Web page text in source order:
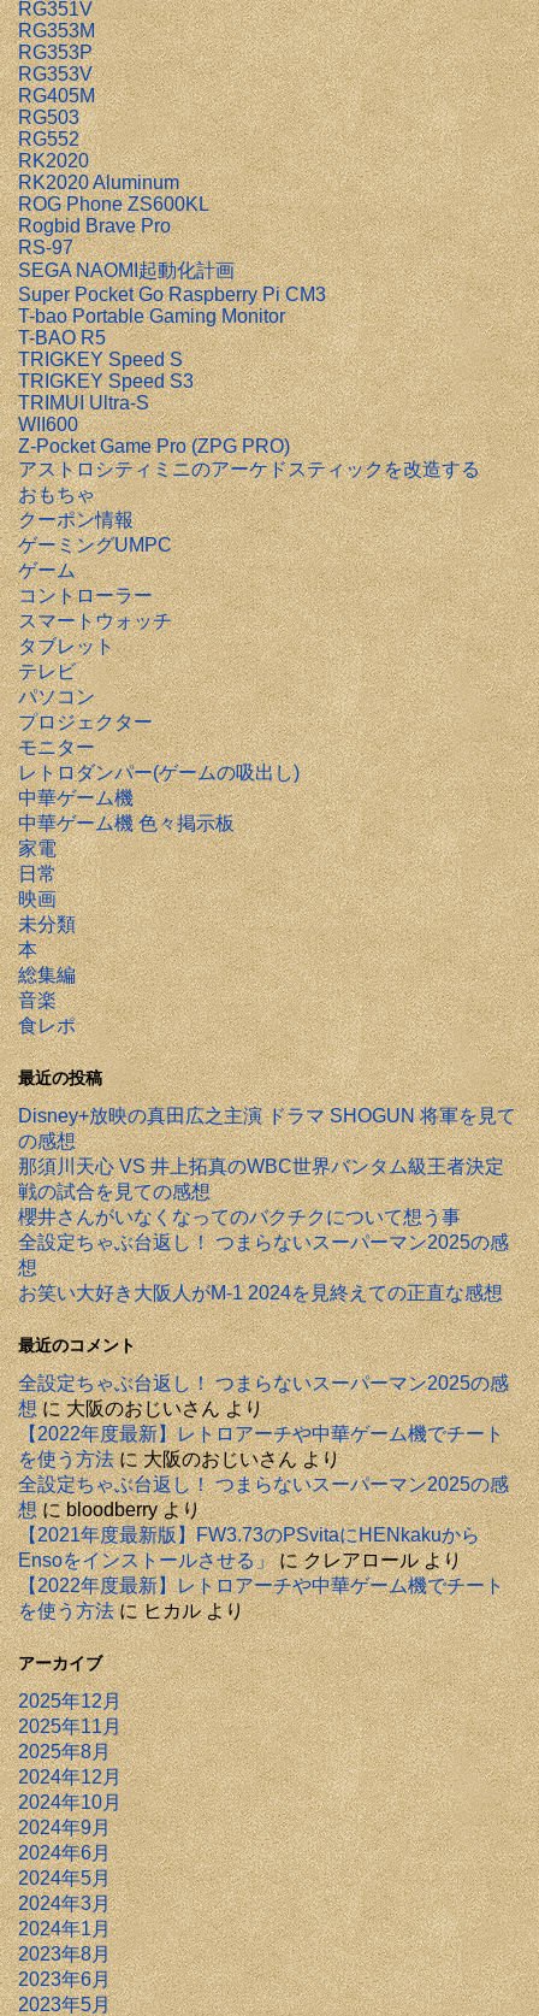
RG351V
RG353M
RG353P
RG353V
RG405M
RG503
RG552
RK2020
RK2020 Aluminum
ROG Phone ZS600KL
Rogbid Brave Pro
RS-97
SEGA NAOMI起動化計画
Super Pocket Go Raspberry Pi CM3
T-bao Portable Gaming Monitor
T-BAO R5
TRIGKEY Speed S
TRIGKEY Speed S3
TRIMUI Ultra-S
WII600
Z-Pocket Game Pro (ZPG PRO)
アストロシティミニのアーケドスティックを改造する
おもちゃ
クーポン情報
ゲーミングUMPC
ゲーム
コントローラー
スマートウォッチ
タブレット
テレビ
パソコン
プロジェクター
モニター
レトロダンパー(ゲームの吸出し)
中華ゲーム機
中華ゲーム機 色々掲示板
家電
日常
映画
未分類
本
総集編
音楽
食レポ
最近の投稿
Disney+放映の真田広之主演 ドラマ SHOGUN 将軍を見て
の感想
那須川天心 VS 井上拓真のWBC世界バンタム級王者決定
戦の試合を見ての感想
櫻井さんがいなくなってのバクチクについて想う事
全設定ちゃぶ台返し！ つまらないスーパーマン2025の感
想
お笑い大好き大阪人がM-1 2024を見終えての正直な感想
最近のコメント
全設定ちゃぶ台返し！ つまらないスーパーマン2025の感
想に大阪のおじいさんより
【2022年度最新】レトロアーチや中華ゲーム機でチート
を使う方法に大阪のおじいさんより
全設定ちゃぶ台返し！ つまらないスーパーマン2025の感
想にbloodberryより
【2021年度最新版】FW3.73のPSvitaにHENkakuから
Ensoをインストールさせる」にクレアロールより
【2022年度最新】レトロアーチや中華ゲーム機でチート
を使う方法にヒカルより
アーカイブ
2025年12月
2025年11月
2025年8月
2024年12月
2024年10月
2024年9月
2024年6月
2024年5月
2024年3月
2024年1月
2023年8月
2023年6月
2023年5月